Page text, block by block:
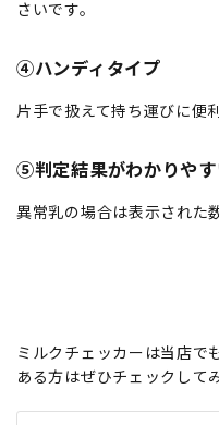
さいです。
④ハンディタイプ
片手で扱えて持ち運びに便利
⑤判定結果がわかりや
異常乳の場合は表示された
ミルクチェッカーは当店で
ある方はぜひチェックして